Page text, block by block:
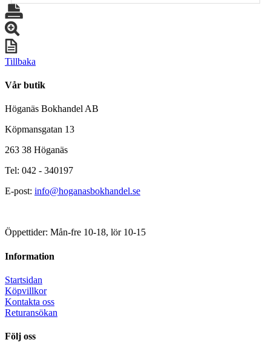
Tillbaka
Vår butik
Höganäs Bokhandel AB
Köpmansgatan 13
263 38 Höganäs
Tel: 042 - 340197
E-post: info@hoganasbokhandel.se
Öppettider: Mån-fre 10-18, lör 10-15
Information
Startsidan
Köpvillkor
Kontakta oss
Returansökan
Följ oss